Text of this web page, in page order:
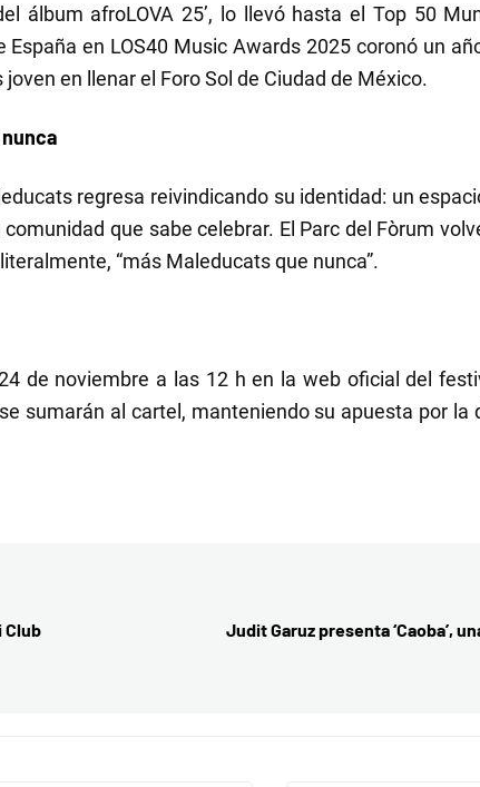
álbum afroLOVA 25’, lo llevó hasta el Top 50
en LOS40 Music Awards 2025 coronó un
en llenar el Foro Sol de Ciudad de México.
regresa reivindicando su identidad: un
que sabe celebrar. El Parc del Fòrum
“más Maleducats que nunca”.
de noviembre a las 12 h en la web oficial del
sumarán al cartel, manteniendo su apuesta por
Club
Judit Garuz presenta ‘Caoba’,